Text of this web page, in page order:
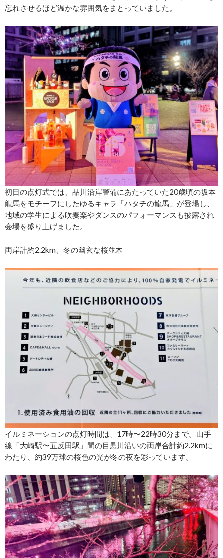
忘れさせるほど温かな雰囲気をまとっていました。
初日の点灯式では、品川沿岸警備にあたっていた20歳頃の坂本
龍馬をモチーフにしたゆるキャラ「ハタチの龍馬」が登場し、
地域の学生による吹奏楽やダンスのパフォーマンスも披露され
会場を盛り上げました。
両岸計約2.2km、冬の幽玄な桜並木
イルミネーションの点灯時間は、17時〜22時30分まで。山手
線「大崎駅〜五反田駅」間の目黒川沿いの両岸合計約2.2kmに
わたり、約39万球の桜色の光が冬の夜を彩っています。